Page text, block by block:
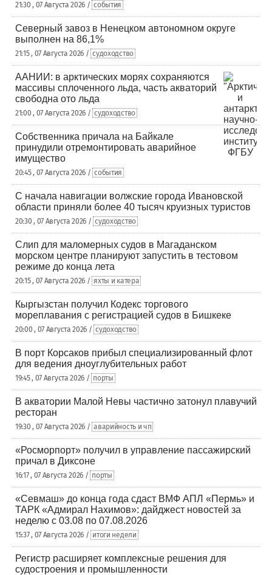
21:30 , 07 Августа 2026 / события
Северный завоз в Ненецком автономном округе
выполнен на 86,1%
21:15 , 07 Августа 2026 / судоходство
ААНИИ: в арктических морях сохраняются
массивы сплоченного льда, часть акваторий
свободна ото льда
21:00 , 07 Августа 2026 / судоходство
Собственника причала на Байкале
принудили отремонтировать аварийное
имущество
20:45 , 07 Августа 2026 / события
С начала навигации волжские города Ивановской
области приняли более 40 тысяч круизных туристов
20:30 , 07 Августа 2026 / судоходство
Слип для маломерных судов в Магаданском
морском центре планируют запустить в тестовом
режиме до конца лета
20:15 , 07 Августа 2026 / яхты и катера
Кыргызстан получил Кодекс торгового
мореплавания с регистрацией судов в Бишкеке
20:00 , 07 Августа 2026 / судоходство
В порт Корсаков прибыл специализированный флот
для ведения дноуглубительных работ
19:45 , 07 Августа 2026 / порты
В акватории Малой Невы частично затонул плавучий
ресторан
19:30 , 07 Августа 2026 / аварийность и чп
«Росморпорт» получил в управление пассажирский
причал в Диксоне
16:17 , 07 Августа 2026 / порты
«Севмаш» до конца года сдаст ВМФ АПЛ «Пермь» и
ТАРК «Адмирал Нахимов»: дайджест новостей за
неделю с 03.08 по 07.08.2026
15:37 , 07 Августа 2026 / итоги недели
Регистр расширяет комплексные решения для
судостроения и промышленности